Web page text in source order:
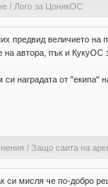
/ Лого за ЦоникОС
предвид величието
автора, пък и КукуОС
наградата от "екипа"
/ Защо саита на
си мисля че по-добро